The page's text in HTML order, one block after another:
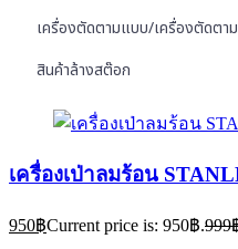
เครื่องตัดตามแบบ/เครื่องตัดตา
สินค้าล้างสต๊อก
เครื่องเป่าลมร้อน
950฿Current price is: 950฿.999